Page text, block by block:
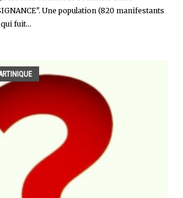
Une population (820 manifestants
fuit...